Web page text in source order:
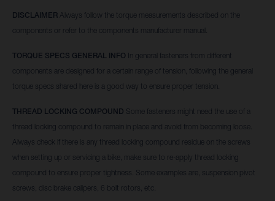
DISCLAIMER Always follow the torque measurements described on the
components or refer to the components manufacturer manual.
TORQUE SPECS GENERAL INFO In general fasteners from different
components are designed for a certain range of tension, following the general
torque specs shared here is a good way to ensure proper tension.
THREAD LOCKING COMPOUND Some fasteners might need the use of a
thread locking compound to remain in place and avoid from becoming loose.
Always check if there is any thread locking compound residue on the screws
when setting up or servicing a bike, make sure to re-apply thread locking
compound to ensure proper tightness. Some examples are, suspension pivot
screws, disc brake calipers, 6 bolt rotors, etc.